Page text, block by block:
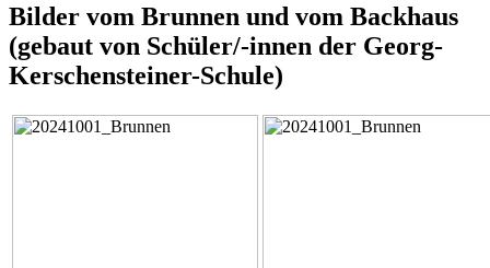
Bilder vom Brunnen und vom Backhaus
(gebaut von Schüler/-innen der Georg-
Kerschensteiner-Schule)